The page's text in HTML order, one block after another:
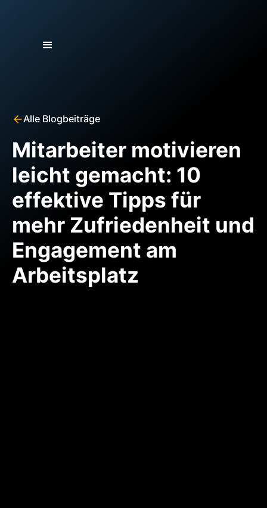
Alle Blogbeiträge
Mitarbeiter motivieren
leicht gemacht: 10
effektive Tipps für
mehr Zufriedenheit und
Engagement am
Arbeitsplatz